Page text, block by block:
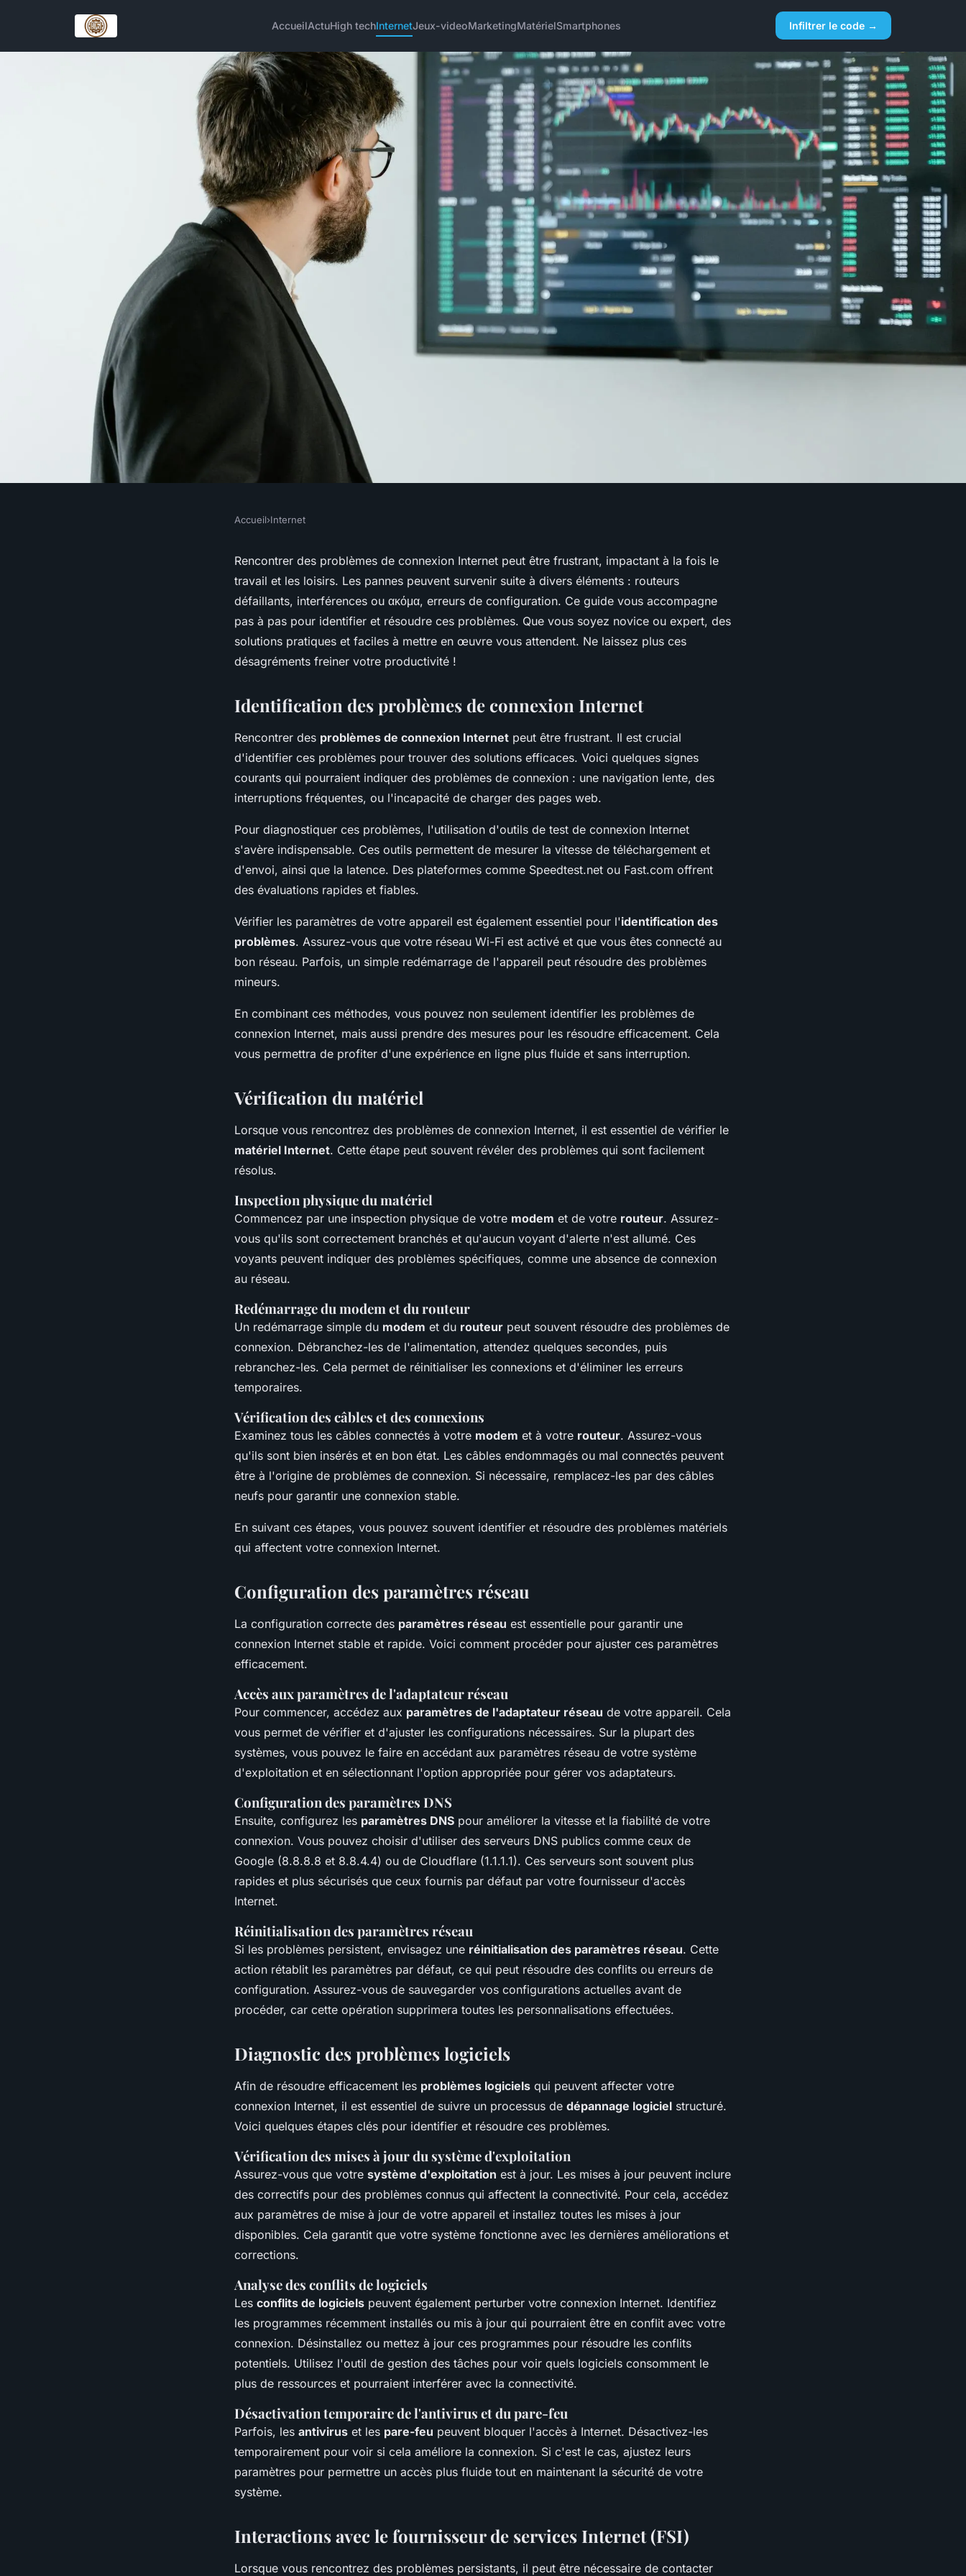
AccueilActuHigh techInternetJeux-videoMarketingMatérielSmartphones Infiltrer le code →
Comment résoudre des problèmes de
connexion Internet ?
Accueil›Internet
Rencontrer des problèmes de connexion Internet peut être frustrant, impactant à la fois le
travail et les loisirs. Les pannes peuvent survenir suite à divers éléments : routeurs
défaillants, interférences ou ακόμα, erreurs de configuration. Ce guide vous accompagne
pas à pas pour identifier et résoudre ces problèmes. Que vous soyez novice ou expert, des
solutions pratiques et faciles à mettre en œuvre vous attendent. Ne laissez plus ces
désagréments freiner votre productivité !
Identification des problèmes de connexion Internet
Rencontrer des problèmes de connexion Internet peut être frustrant. Il est crucial
d'identifier ces problèmes pour trouver des solutions efficaces. Voici quelques signes
courants qui pourraient indiquer des problèmes de connexion : une navigation lente, des
interruptions fréquentes, ou l'incapacité de charger des pages web.
Pour diagnostiquer ces problèmes, l'utilisation d'outils de test de connexion Internet
s'avère indispensable. Ces outils permettent de mesurer la vitesse de téléchargement et
d'envoi, ainsi que la latence. Des plateformes comme Speedtest.net ou Fast.com offrent
des évaluations rapides et fiables.
Vérifier les paramètres de votre appareil est également essentiel pour l'identification des
problèmes. Assurez-vous que votre réseau Wi-Fi est activé et que vous êtes connecté au
bon réseau. Parfois, un simple redémarrage de l'appareil peut résoudre des problèmes
mineurs.
En combinant ces méthodes, vous pouvez non seulement identifier les problèmes de
connexion Internet, mais aussi prendre des mesures pour les résoudre efficacement. Cela
vous permettra de profiter d'une expérience en ligne plus fluide et sans interruption.
Vérification du matériel
Lorsque vous rencontrez des problèmes de connexion Internet, il est essentiel de vérifier le
matériel Internet. Cette étape peut souvent révéler des problèmes qui sont facilement
résolus.
Inspection physique du matériel
Commencez par une inspection physique de votre modem et de votre routeur. Assurez-
vous qu'ils sont correctement branchés et qu'aucun voyant d'alerte n'est allumé. Ces
voyants peuvent indiquer des problèmes spécifiques, comme une absence de connexion
au réseau.
Redémarrage du modem et du routeur
Un redémarrage simple du modem et du routeur peut souvent résoudre des problèmes de
connexion. Débranchez-les de l'alimentation, attendez quelques secondes, puis
rebranchez-les. Cela permet de réinitialiser les connexions et d'éliminer les erreurs
temporaires.
Vérification des câbles et des connexions
Examinez tous les câbles connectés à votre modem et à votre routeur. Assurez-vous
qu'ils sont bien insérés et en bon état. Les câbles endommagés ou mal connectés peuvent
être à l'origine de problèmes de connexion. Si nécessaire, remplacez-les par des câbles
neufs pour garantir une connexion stable.
En suivant ces étapes, vous pouvez souvent identifier et résoudre des problèmes matériels
qui affectent votre connexion Internet.
Configuration des paramètres réseau
La configuration correcte des paramètres réseau est essentielle pour garantir une
connexion Internet stable et rapide. Voici comment procéder pour ajuster ces paramètres
efficacement.
Accès aux paramètres de l'adaptateur réseau
Pour commencer, accédez aux paramètres de l'adaptateur réseau de votre appareil. Cela
vous permet de vérifier et d'ajuster les configurations nécessaires. Sur la plupart des
systèmes, vous pouvez le faire en accédant aux paramètres réseau de votre système
d'exploitation et en sélectionnant l'option appropriée pour gérer vos adaptateurs.
Configuration des paramètres DNS
Ensuite, configurez les paramètres DNS pour améliorer la vitesse et la fiabilité de votre
connexion. Vous pouvez choisir d'utiliser des serveurs DNS publics comme ceux de
Google (8.8.8.8 et 8.8.4.4) ou de Cloudflare (1.1.1.1). Ces serveurs sont souvent plus
rapides et plus sécurisés que ceux fournis par défaut par votre fournisseur d'accès
Internet.
Réinitialisation des paramètres réseau
Si les problèmes persistent, envisagez une réinitialisation des paramètres réseau. Cette
action rétablit les paramètres par défaut, ce qui peut résoudre des conflits ou erreurs de
configuration. Assurez-vous de sauvegarder vos configurations actuelles avant de
procéder, car cette opération supprimera toutes les personnalisations effectuées.
Diagnostic des problèmes logiciels
Afin de résoudre efficacement les problèmes logiciels qui peuvent affecter votre
connexion Internet, il est essentiel de suivre un processus de dépannage logiciel structuré.
Voici quelques étapes clés pour identifier et résoudre ces problèmes.
Vérification des mises à jour du système d'exploitation
Assurez-vous que votre système d'exploitation est à jour. Les mises à jour peuvent inclure
des correctifs pour des problèmes connus qui affectent la connectivité. Pour cela, accédez
aux paramètres de mise à jour de votre appareil et installez toutes les mises à jour
disponibles. Cela garantit que votre système fonctionne avec les dernières améliorations et
corrections.
Analyse des conflits de logiciels
Les conflits de logiciels peuvent également perturber votre connexion Internet. Identifiez
les programmes récemment installés ou mis à jour qui pourraient être en conflit avec votre
connexion. Désinstallez ou mettez à jour ces programmes pour résoudre les conflits
potentiels. Utilisez l'outil de gestion des tâches pour voir quels logiciels consomment le
plus de ressources et pourraient interférer avec la connectivité.
Désactivation temporaire de l'antivirus et du pare-feu
Parfois, les antivirus et les pare-feu peuvent bloquer l'accès à Internet. Désactivez-les
temporairement pour voir si cela améliore la connexion. Si c'est le cas, ajustez leurs
paramètres pour permettre un accès plus fluide tout en maintenant la sécurité de votre
système.
Interactions avec le fournisseur de services Internet (FSI)
Lorsque vous rencontrez des problèmes persistants, il peut être nécessaire de contacter